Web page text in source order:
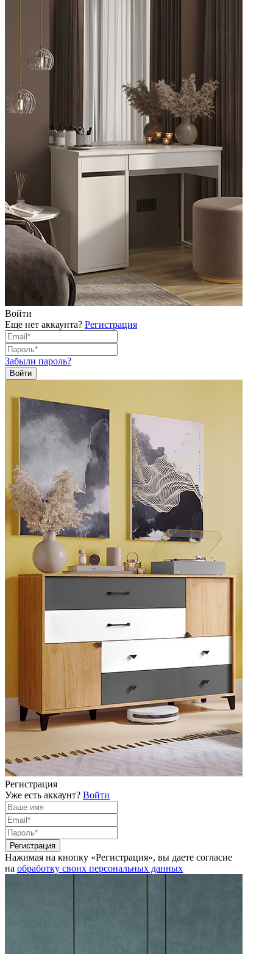
Войти
Еще нет аккаунта? Регистрация
Забыли пароль?
Регистрация
Уже есть аккаунт? Войти
Нажимая на кнопку «Регистрация», вы даете согласие
на обработку своих персональных данных